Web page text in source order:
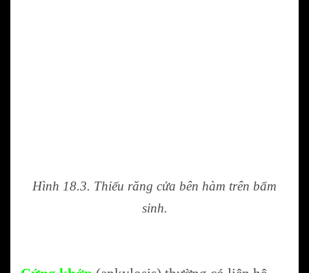
Hình 18.3. Thiếu răng cửa bên hàm trên bẩm
sinh.